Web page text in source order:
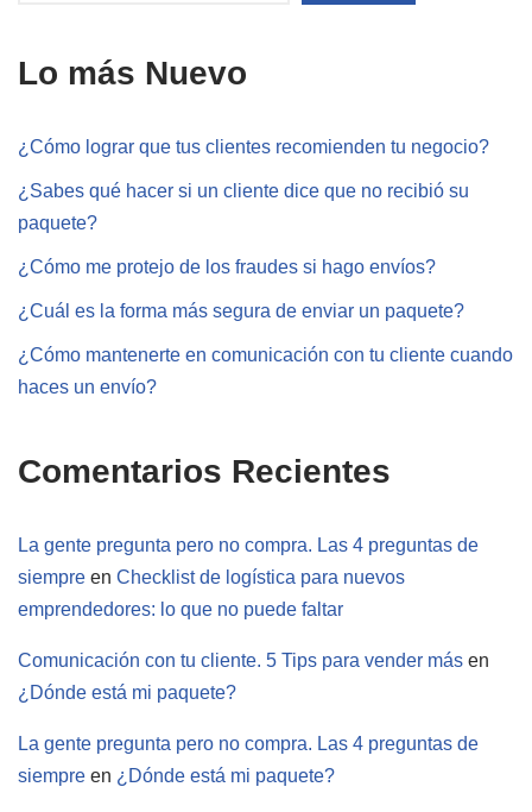
Lo más Nuevo
¿Cómo lograr que tus clientes recomienden tu negocio?
¿Sabes qué hacer si un cliente dice que no recibió su
paquete?
¿Cómo me protejo de los fraudes si hago envíos?
¿Cuál es la forma más segura de enviar un paquete?
¿Cómo mantenerte en comunicación con tu cliente cuando
haces un envío?
Comentarios Recientes
La gente pregunta pero no compra. Las 4 preguntas de
siempre en Checklist de logística para nuevos
emprendedores: lo que no puede faltar
Comunicación con tu cliente. 5 Tips para vender más en
¿Dónde está mi paquete?
La gente pregunta pero no compra. Las 4 preguntas de
siempre en ¿Dónde está mi paquete?